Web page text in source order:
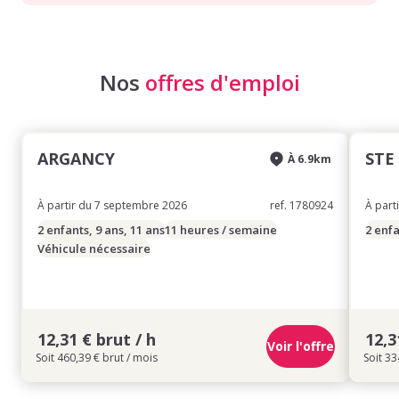
Nos offres d'emploi
ARGANCY
À partir du 7 septembre 2026
À 6.9km
ref. 1780924
2 enfants, 9 ans, 11 ans11 heures / semaine
Véhicule nécessaire
12,31 € brut / h
Soit 460,39 € brut / mois
Voir l'offre
À
2
Soit